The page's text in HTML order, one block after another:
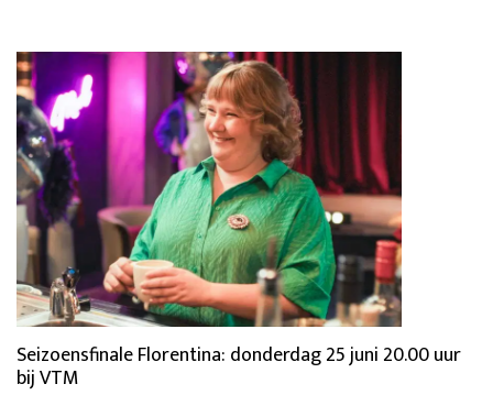
Seizoensfinale Florentina: donderdag 25 juni 20.00 uur
bij VTM